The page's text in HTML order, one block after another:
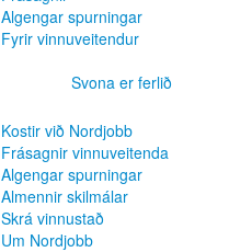
Algengar spurningar
Fyrir vinnuveitendur
Svona er ferlið
Kostir við Nordjobb
Frásagnir vinnuveitenda
Algengar spurningar
Almennir skilmálar
Skrá vinnustað
Um Nordjobb